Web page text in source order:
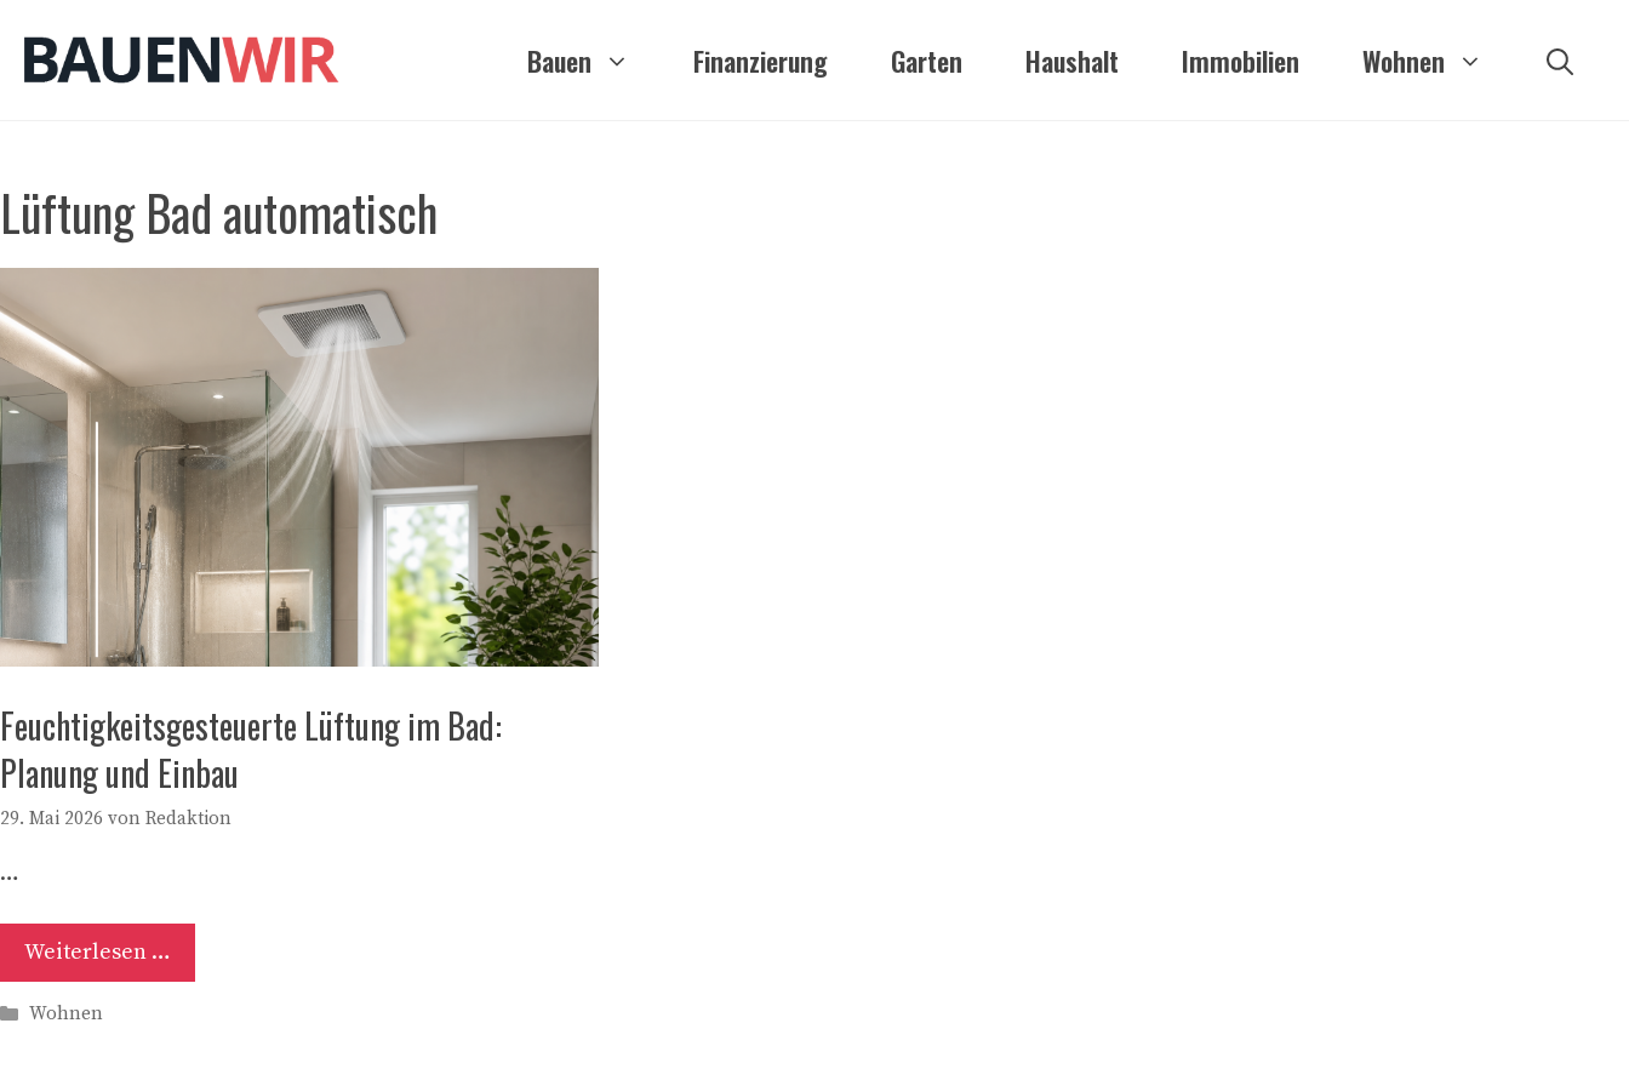
Inhalt
springen
Bauen Finanzierung Garten Haushalt Immobilien Wohnen
Lüftung Bad automatisch
Feuchtigkeitsgesteuerte Lüftung im Bad:
Planung und Einbau
29. Mai 2026 von Redaktion
…
Weiterlesen …
Kategorien
Wohnen